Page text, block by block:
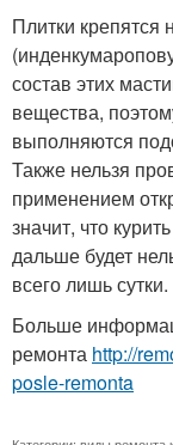
Плитки крепятся
состав этих
вещества,
выполняются
Также нельзя
применением
значит, что
дальше будет
всего лишь сутки.
Больше
ремонта http://
posle-remonta